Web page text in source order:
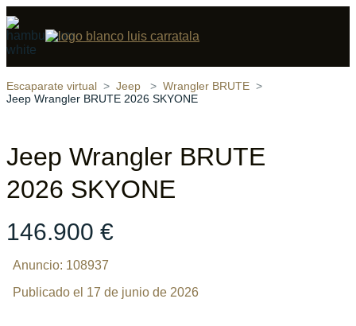
‹ ›
Compartir
Escaparate virtual Jeep
Wrangler BRUTE
Jeep Wrangler BRUTE 2026 SKYONE
Jeep Wrangler BRUTE
2026 SKYONE
146.900 €
Anuncio: 108937
Publicado el 17 de junio de 2026